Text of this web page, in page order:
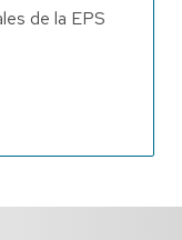
de la EPS